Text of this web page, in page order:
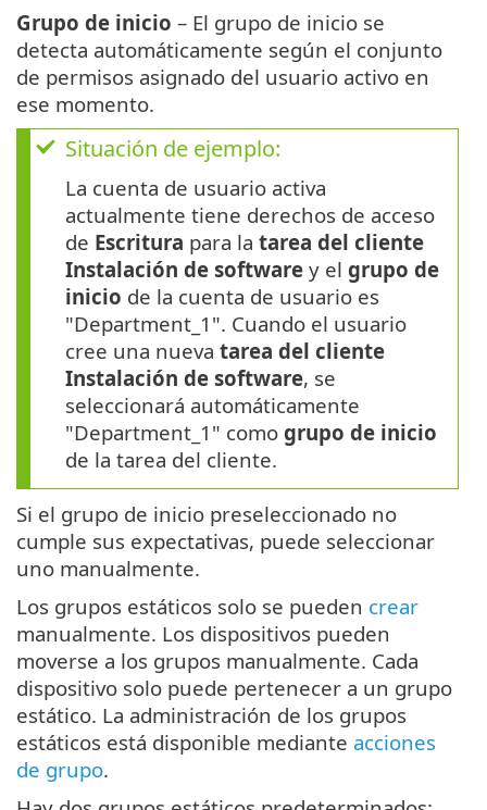
Grupo de inicio – El grupo de inicio se
detecta automáticamente según el conjunto
de permisos asignado del usuario activo en
ese momento.
Situación de ejemplo:
La cuenta de usuario activa
actualmente tiene derechos de acceso
de Escritura para la tarea del cliente
Instalación de software y el grupo de
inicio de la cuenta de usuario es
"Department_1". Cuando el usuario
cree una nueva tarea del cliente
Instalación de software, se
seleccionará automáticamente
"Department_1" como grupo de inicio
de la tarea del cliente.
Si el grupo de inicio preseleccionado no
cumple sus expectativas, puede seleccionar
uno manualmente.
Los grupos estáticos solo se pueden crear
manualmente. Los dispositivos pueden
moverse a los grupos manualmente. Cada
dispositivo solo puede pertenecer a un grupo
estático. La administración de los grupos
estáticos está disponible mediante acciones
de grupo.